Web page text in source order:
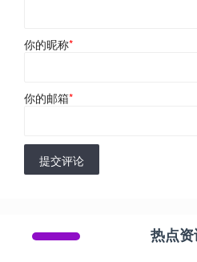
你的昵称*
你的邮箱*
提交评论
热点